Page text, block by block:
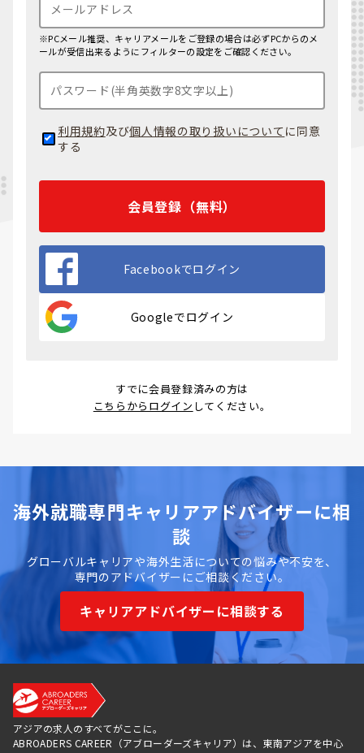
※PCメール推奨、キャリアメールをご登録の場合は必ずPCからのメ
ールが受信出来るようにフィルターの設定をご確認ください。
利用規約及び個人情報の取り扱いについて に同意
する
会員登録（無料）
Facebookでログイン
Googleでログイン
すでに会員登録済みの方は
こちらからログイン してください。
海外就職専門キャリアアドバイザーに相
談
グローバルキャリアや海外生活についての悩みや不安を、
専門のアドバイザーにご相談ください。
キャリアアドバイザーに相談する
アジアの求人のすべてがここに。
ABROADERS CAREER（アブローダーズキャリア）は、東南アジアを中心